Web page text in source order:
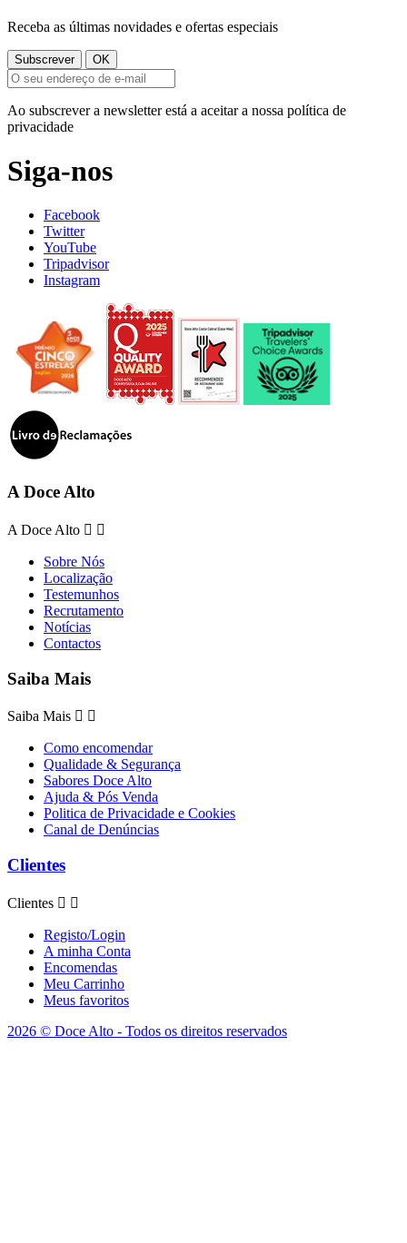
Receba as últimas novidades e ofertas especiais
Ao subscrever a newsletter está a aceitar a nossa política de
privacidade
Siga-nos
Facebook
Twitter
YouTube
Tripadvisor
Instagram
A Doce Alto
A Doce Alto  
Sobre Nós
Localização
Testemunhos
Recrutamento
Notícias
Contactos
Saiba Mais
Saiba Mais  
Como encomendar
Qualidade & Segurança
Sabores Doce Alto
Ajuda & Pós Venda
Politica de Privacidade e Cookies
Canal de Denúncias
Clientes
Clientes  
Registo/Login
A minha Conta
Encomendas
Meu Carrinho
Meus favoritos
2026 © Doce Alto - Todos os direitos reservados